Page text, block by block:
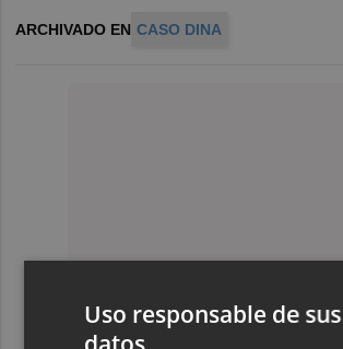
ARCHIVADO EN CASO DINA
Uso responsable de sus